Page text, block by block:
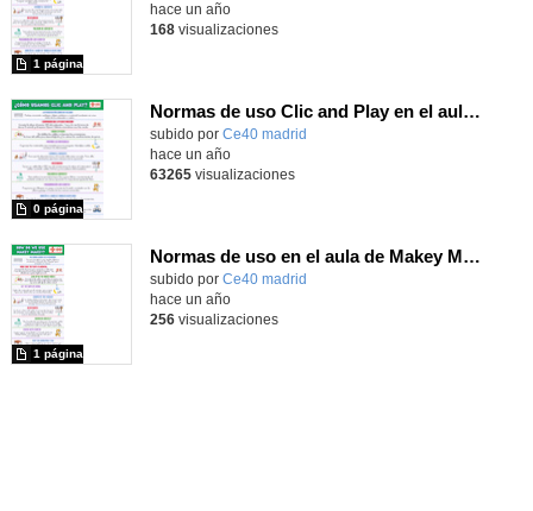
1 página
hace un año
168visualizaciones
Normas de uso Clic and Play en el aula (tamaño A4)
subido por Ce40 madrid
0 página
hace un año
63265visualizaciones
Normas de uso en el aula de Makey Makey_versión ingles_tamaño A3
subido por Ce40 madrid
1 página
hace un año
256visualizaciones